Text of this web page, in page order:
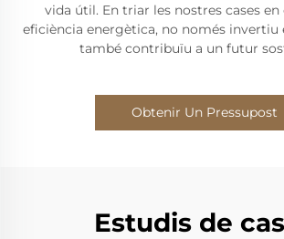
vida útil. En triar les nostres cases
eficiència energètica, no només invertiu
també contribuïu a un futur
Obtenir Un Pressupost
Estudis de